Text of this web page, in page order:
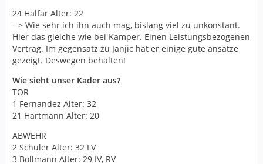
24 Halfar Alter: 22
--> Wie sehr ich ihn auch mag, bislang viel zu unkonstant.
Hier das gleiche wie bei Kamper. Einen Leistungsbezogenen
Vertrag. Im gegensatz zu Janjic hat er einige gute ansätze
gezeigt. Deswegen behalten!
Wie sieht unser Kader aus?
TOR
1 Fernandez Alter: 32
21 Hartmann Alter: 20
ABWEHR
2 Schuler Alter: 32 LV
3 Bollmann Alter: 29 IV, RV